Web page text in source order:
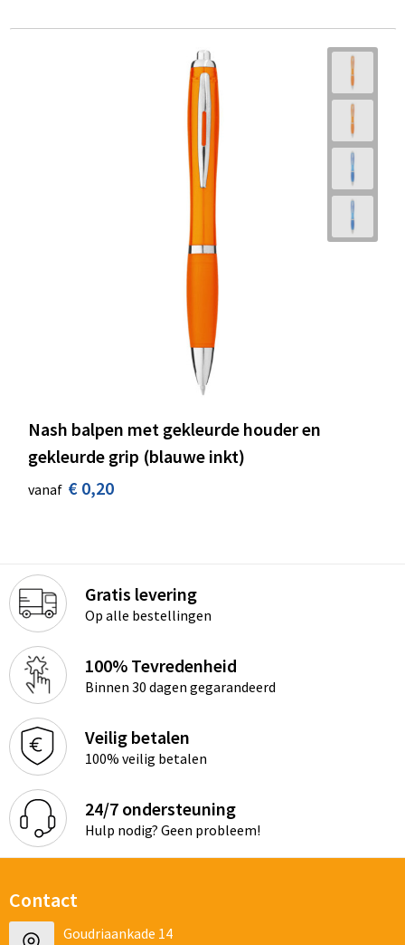
Nash balpen met gekleurde houder en
gekleurde grip (blauwe inkt)
vanaf € 0,20
Gratis levering
Op alle bestellingen
100% Tevredenheid
Binnen 30 dagen gegarandeerd
Veilig betalen
100% veilig betalen
24/7 ondersteuning
Hulp nodig? Geen probleem!
Contact
Goudriaankade 14